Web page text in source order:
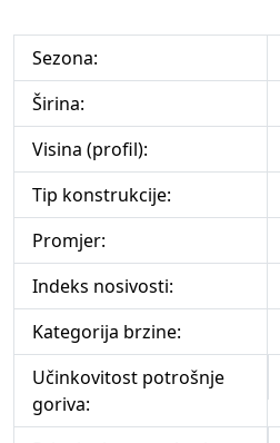
Sezona:
Širina:
Visina (profil):
Tip konstrukcije:
Promjer:
Indeks nosivosti:
Kategorija brzine:
Učinkovitost potrošnje
goriva: